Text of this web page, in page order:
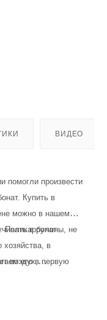
ВИДЕО
помогли произвести
Купить в
можно в нашем
Поликарбонат
хозяйства, в
его в первую
в рулоны, не
воздух,